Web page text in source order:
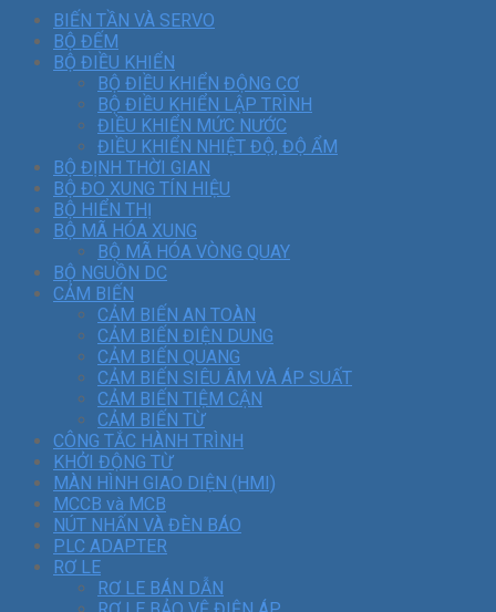
BIẾN TẦN VÀ SERVO
BỘ ĐẾM
BỘ ĐIỀU KHIỂN
BỘ ĐIỀU KHIỂN ĐỘNG CƠ
BỘ ĐIỀU KHIỂN LẬP TRÌNH
ĐIỀU KHIỂN MỨC NƯỚC
ĐIỀU KHIỂN NHIỆT ĐỘ, ĐỘ ẨM
BỘ ĐỊNH THỜI GIAN
BỘ ĐO XUNG TÍN HIỆU
BỘ HIỂN THỊ
BỘ MÃ HÓA XUNG
BỘ MÃ HÓA VÒNG QUAY
BỘ NGUỒN DC
CẢM BIẾN
CẢM BIẾN AN TOÀN
CẢM BIẾN ĐIỆN DUNG
CẢM BIẾN QUANG
CẢM BIẾN SIÊU ÂM VÀ ÁP SUẤT
CẢM BIẾN TIỆM CẬN
CẢM BIẾN TỪ
CÔNG TẮC HÀNH TRÌNH
KHỞI ĐỘNG TỪ
MÀN HÌNH GIAO DIỆN (HMI)
MCCB và MCB
NÚT NHẤN VÀ ĐÈN BÁO
PLC ADAPTER
RƠ LE
RƠ LE BÁN DẪN